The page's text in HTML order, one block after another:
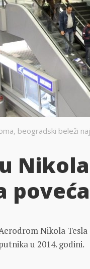
beogradski beleži
Nikola Tesla
u 2014. godini.